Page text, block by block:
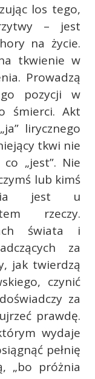
los tego,
– jest
na życie.
tkwienie w
Prowadzą
pozycji w
śmierci. Akt
lirycznego
tkwi nie
„jest”. Nie
lub kimś
jest u
rzeczy.
świata i
za
jak twierdzą
czynić
za
prawdę.
wydaje
pełnię
„bo próżnia